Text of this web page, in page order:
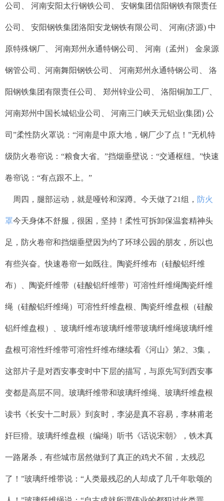
公司、 河南安阳太行钢铁公司、 安钢集团信阳钢铁有限责任
公司、 安阳钢铁集团洛阳安龙钢铁有限公司、 河南(济源) 中
原特殊钢厂、 河南郑州永通特钢公司、 河南（孟州） 金泉源
钢管公司、河南舞阳钢铁公司、 河南郑州永通特钢公司、 洛
阳钢铁集团有限责任公司、 郑州锌业公司、 洛阳铜加工厂、
河南郑州中国长城铝业公司、 河南三门峡天元铝业(集团) 公
司”柔性防火罩说：“河南是中原大地，钢厂少了点！”无机特
级防火卷帘说：“粮食大省。”挡烟垂壁说：“交通枢纽。”快速
卷帘说：“有点跟不上。”
周四，腿部运动，就是哑铃和深蹲。今天做了21组， 防火
罩今天身体不舒服，很困，坚持！柔性可拆卸保温套精神头
足，防火卷帘和挡烟垂壁因为约了环球公园的朋友，所以也
有些兴奋。快速卷帘一如既往。陶瓷纤维布（硅酸铝纤维
布）、陶瓷纤维带（硅酸铝纤维带）可溶性纤维绳陶瓷纤维
绳（硅酸铝纤维绳）可溶性纤维盘根、陶瓷纤维盘根（硅酸
铝纤维盘根）、玻璃纤维布玻璃纤维带玻璃纤维绳玻璃纤维
盘根可溶性纤维带可溶性纤维布继续看《河山》第2、3集，
这部片子是对西安事变时中下层的描写，与原先写到西安事
变都是高层不同。玻璃纤维带和玻璃纤维绳、玻璃纤维盘根
读书《长安十二时辰》到亥时，李泌是真不容易，李林甫老
奸巨猾。玻璃纤维盘根（编绳）听书《话说宋朝》，铁木真
一路屠杀，有些城市居然做到了真正的鸡犬不留，太残忍
了！”玻璃纤维带说：“人类最残忍的人却成了几千年歌颂的